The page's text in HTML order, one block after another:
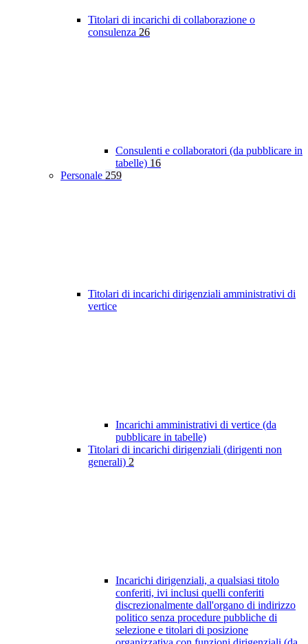
Titolari di incarichi di collaborazione o
consulenza 26
Consulenti e collaboratori (da pubblicare in
tabelle) 16
Personale 259
Titolari di incarichi dirigenziali amministrativi di
vertice
Incarichi amministrativi di vertice (da
pubblicare in tabelle)
Titolari di incarichi dirigenziali (dirigenti non
generali) 2
Incarichi dirigenziali, a qualsiasi titolo
conferiti, ivi inclusi quelli conferiti
discrezionalmente dall'organo di indirizzo
politico senza procedure pubbliche di
selezione e titolari di posizione